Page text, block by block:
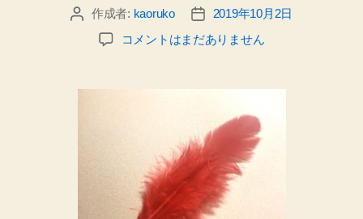
投 作成者: kaoruko
投
稿
2019年10月2日
今
コメントはまだありません